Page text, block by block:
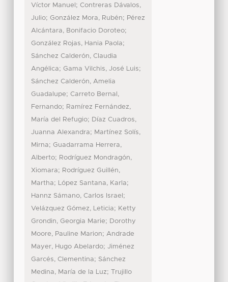
Víctor Manuel ; Contreras Dávalos,
Julio; González Mora, Rubén; Pérez
Alcántara, Bonifacio Doroteo;
González Rojas, Hania Paola;
Sánchez Calderón, Claudia
Angélica; Gama Vilchis, José Luis;
Sánchez Calderón, Amelia
Guadalupe; Carreto Bernal,
Fernando; Ramírez Fernández,
María del Refugio; Díaz Cuadros,
Juanna Alexandra; Martínez Solís,
Mirna; Guadarrama Herrera,
Alberto; Rodríguez Mondragón,
Xiomara; Rodríguez Guillén,
Martha; López Santana, Karla;
Hannz Sámano, Carlos Israel ;
Velázquez Gómez, Leticia; Ketty
Grondin, Georgia Marie; Dorothy
Moore, Pauline Marion; Andrade
Mayer, Hugo Abelardo; Jiménez
Garcés, Clementina; Sánchez
Medina, María de la Luz; Trujillo